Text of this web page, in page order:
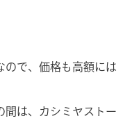
ので、価格も高額には
間は、カシミヤストー